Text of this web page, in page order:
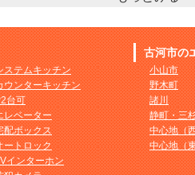
ステムキッチン
ウンターキッチン
台可
レベーター
配ボックス
ートロック
インターホン
古河市の
小山市
野木町
諸川
静町・三
中心地（
中心地（